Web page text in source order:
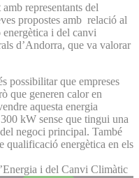
representants del
propostes amb relació al
i del canvi
d’Andorra, que va valorar
possibilitar que empreses
que generen calor en
aquesta energia
kW sense que tingui una
negoci principal. També
qualificació energètica en els
i del Canvi Climàtic